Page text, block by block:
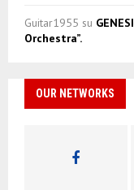
Guitar1955 su
Orchestra”.
OUR NETWORKS